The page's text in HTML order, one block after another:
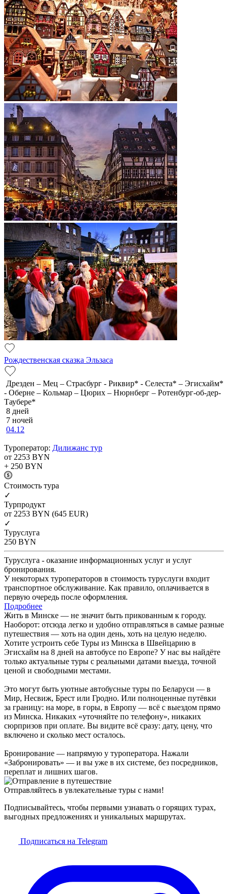
Рождественская сказка Эльзаса
Дрезден – Мец – Страсбург - Риквир* - Селеста* – Эгисхайм*
- Оберне – Кольмар – Цюрих – Нюрнберг – Ротенбург-об-дер-
Таубере*
8 дней
7 ночей
04.12
Туроператор: Дилижанс тур
от 2253 BYN
+ 250 BYN
Cтоимость тура
✓
Турпродукт
от 2253 BYN (645 EUR)
✓
Туруслуга
250 BYN
Туруслуга - оказание информационных услуг и услуг
бронирования.
У некоторых туроператоров в стоимость туруслуги входит
транспортное обслуживание. Как правило, оплачивается в
первую очередь после оформления.
Подробнее
Жить в Минске — не значит быть прикованным к городу.
Наоборот: отсюда легко и удобно отправляться в самые разные
путешествия — хоть на один день, хоть на целую неделю.
Хотите устроить себе Туры из Минска в Швейцарию в
Эгисхайм на 8 дней на автобусе по Европе? У нас вы найдёте
только актуальные туры с реальными датами выезда, точной
ценой и свободными местами.
Это могут быть уютные автобусные туры по Беларуси — в
Мир, Несвиж, Брест или Гродно. Или полноценные путёвки
за границу: на море, в горы, в Европу — всё с выездом прямо
из Минска. Никаких «уточняйте по телефону», никаких
сюрпризов при оплате. Вы видите всё сразу: дату, цену, что
включено и сколько мест осталось.
Бронирование — напрямую у туроператора. Нажали
«Забронировать» — и вы уже в их системе, без посредников,
переплат и лишних шагов.
Отправляйтесь в увлекательные туры с нами!
Подписывайтесь, чтобы первыми узнавать о горящих турах,
выгодных предложениях и уникальных маршрутах.
Подписаться на Telegram